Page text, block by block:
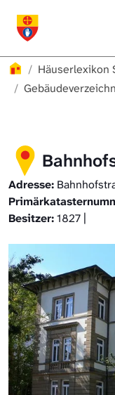
Häuserlexikon
Häuserlexikon
Adresse:
Besitzer:1827 |
Häuserlexikon
Digitale